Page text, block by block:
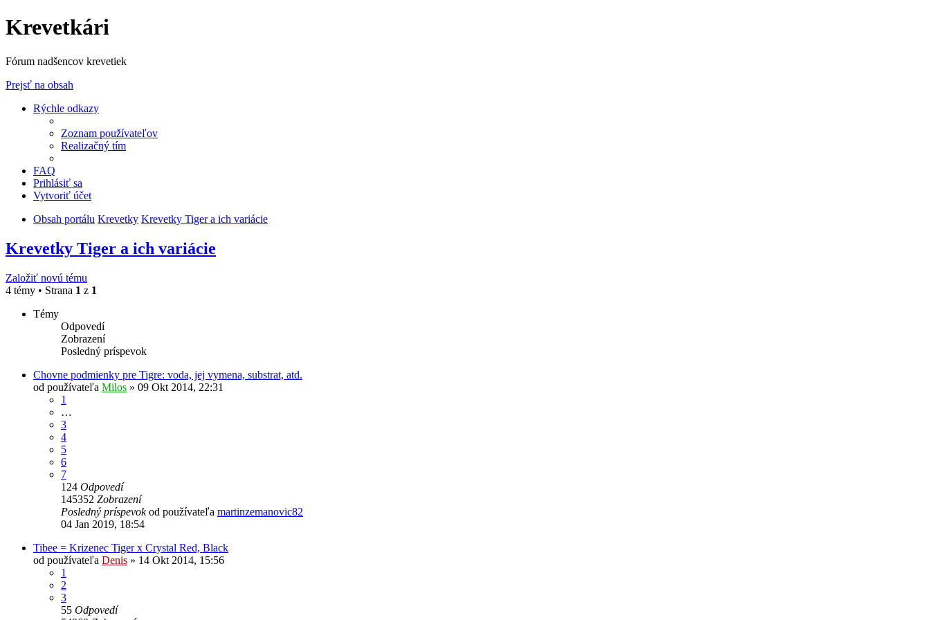
Krevetkári
Fórum nadšencov krevetiek
Prejsť na obsah
Rýchle odkazy
Zoznam používateľov
Realizačný tím
FAQ
Prihlásiť sa
Vytvoriť účet
Obsah portálu Krevetky Krevetky Tiger a ich variácie
Krevetky Tiger a ich variácie
Založiť novú tému
4 témy • Strana 1 z 1
Témy
Odpovedí
Zobrazení
Posledný príspevok
Chovne podmienky pre Tigre: voda, jej vymena, substrat, atd.
od používateľa Milos » 09 Okt 2014, 22:31
1
…
3
4
5
6
7
124 Odpovedí
145352 Zobrazení
Posledný príspevokod používateľa martinzemanovic82
04 Jan 2019, 18:54
Tibee = Krizenec Tiger x Crystal Red, Black
od používateľa Denis » 14 Okt 2014, 15:56
1
2
3
55 Odpovedí